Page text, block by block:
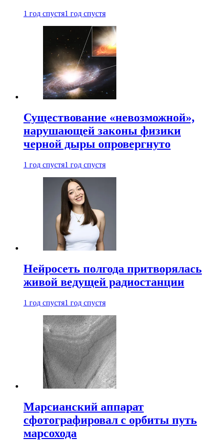
1 год спустя1 год спустя
Существование «невозможной»,
нарушающей законы физики
черной дыры опровергнуто
1 год спустя1 год спустя
Нейросеть полгода притворялась
живой ведущей радиостанции
1 год спустя1 год спустя
Марсианский аппарат
сфотографировал с орбиты путь
марсохода